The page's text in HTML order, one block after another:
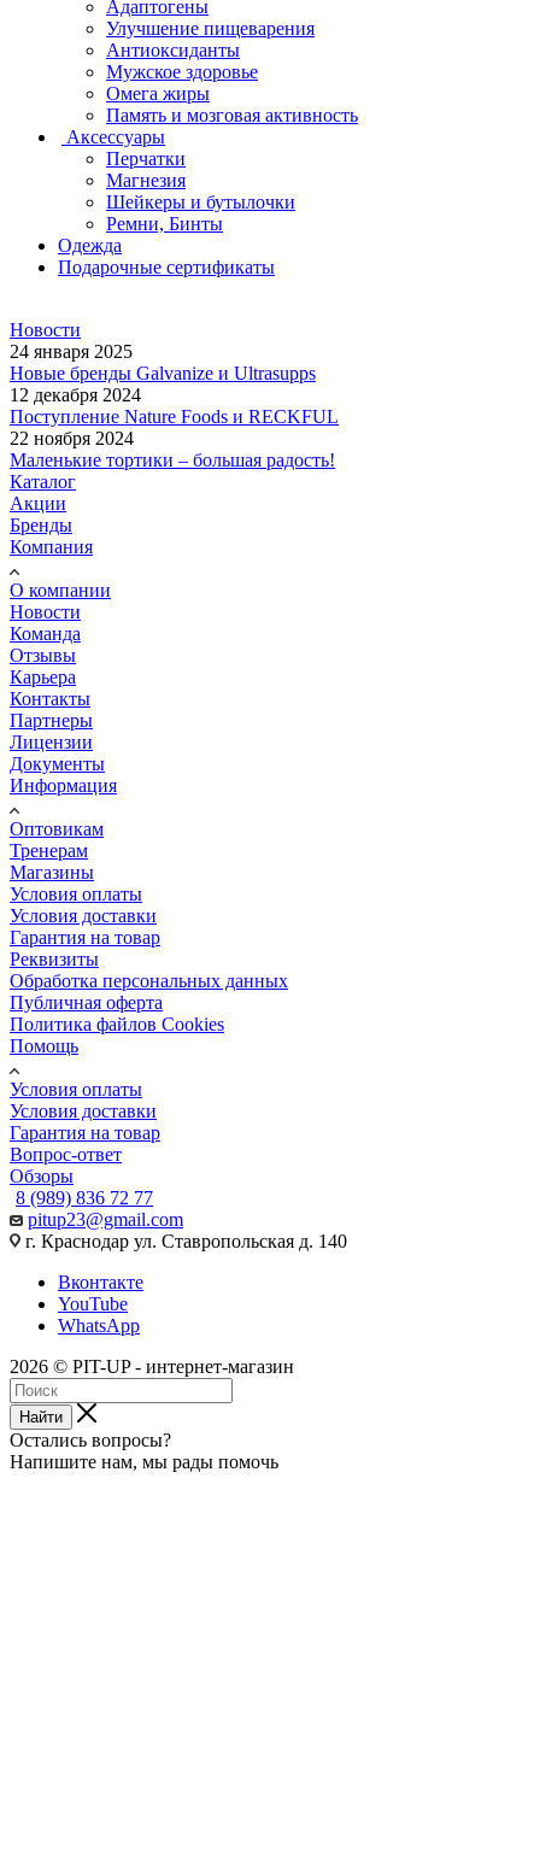
Адаптогены
Улучшение пищеварения
Антиоксиданты
Мужское здоровье
Омега жиры
Память и мозговая активность
Аксессуары
Перчатки
Магнезия
Шейкеры и бутылочки
Ремни, Бинты
Одежда
Подарочные сертификаты
Новости
24 января 2025
Новые бренды Galvanize и Ultrasupps
12 декабря 2024
Поступление Nature Foods и RECKFUL
22 ноября 2024
Маленькие тортики – большая радость!
Каталог
Акции
Бренды
Компания
О компании
Новости
Команда
Отзывы
Карьера
Контакты
Партнеры
Лицензии
Документы
Информация
Оптовикам
Тренерам
Магазины
Условия оплаты
Условия доставки
Гарантия на товар
Реквизиты
Обработка персональных данных
Публичная оферта
Политика файлов Cookies
Помощь
Условия оплаты
Условия доставки
Гарантия на товар
Вопрос-ответ
Обзоры
8 (989) 836 72 77
pitup23@gmail.com
г. Краснодар ул. Ставропольская д. 140
Вконтакте
YouTube
WhatsApp
2026 © PIT-UP - интернет-магазин
Найти
Остались вопросы?
Напишите нам, мы рады помочь